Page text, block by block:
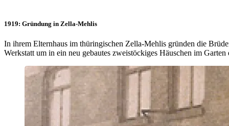
1919: Gründung in Zella-Mehlis
In ihrem Elternhaus im thüringischen Zella-Mehlis gründen die
Werkstatt um in ein neu gebautes zweistöckiges Häuschen im Garten